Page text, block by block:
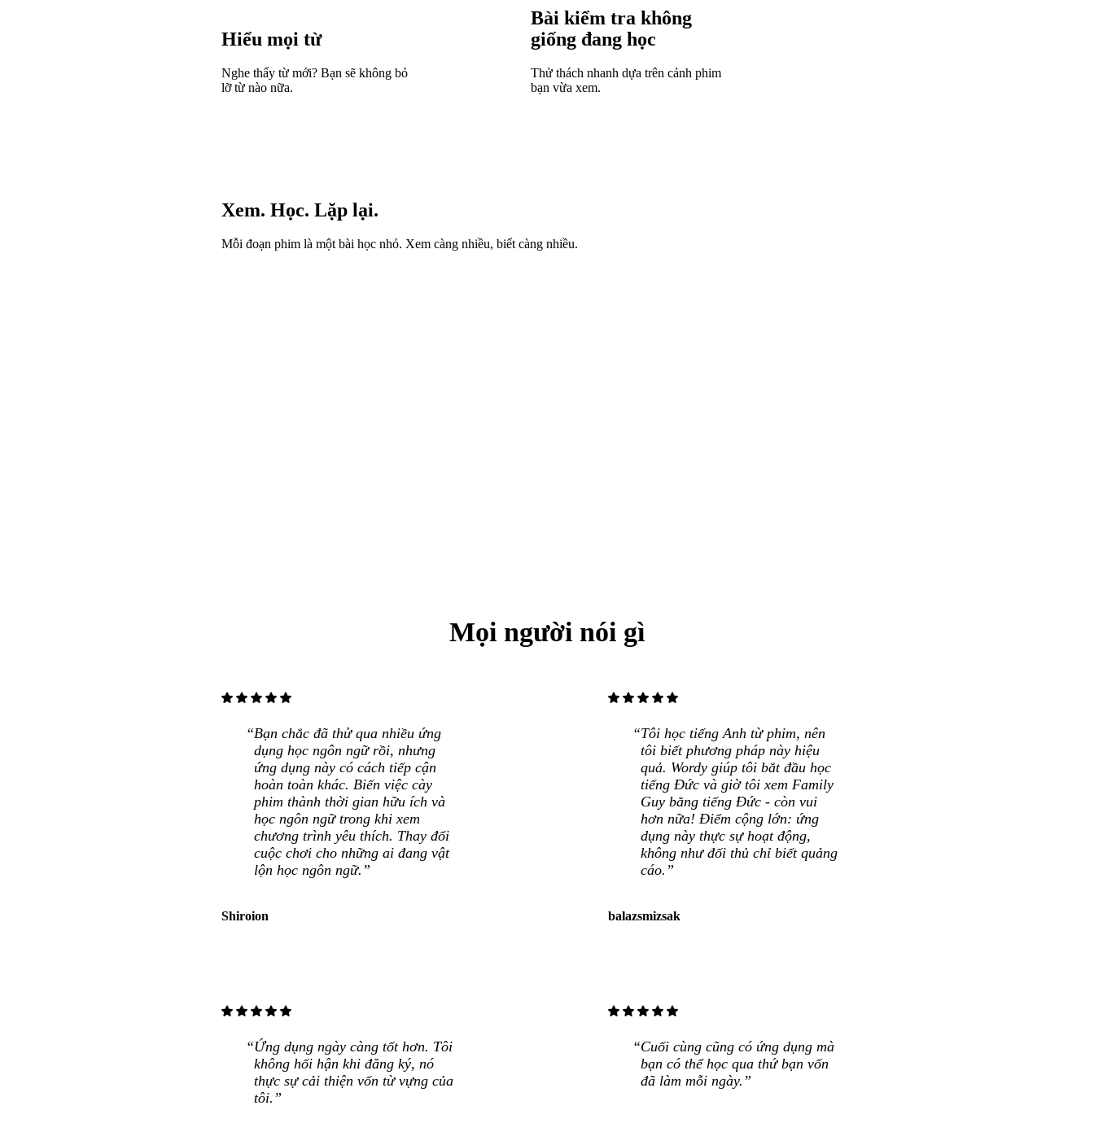
Hiểu mọi từ
Nghe thấy từ mới? Bạn sẽ không bỏ
lỡ từ nào nữa.
Bài kiểm tra không
giống đang học
Thử thách nhanh dựa trên cảnh phim
bạn vừa xem.
Xem. Học. Lặp lại.
Mỗi đoạn phim là một bài học nhỏ. Xem càng nhiều, biết càng nhiều.
Mọi người nói gì
starstarstarstarstar
Bạn chắc đã thử qua nhiều ứng
dụng học ngôn ngữ rồi, nhưng
ứng dụng này có cách tiếp cận
hoàn toàn khác. Biến việc cày
phim thành thời gian hữu ích và
học ngôn ngữ trong khi xem
chương trình yêu thích. Thay đổi
cuộc chơi cho những ai đang vật
lộn học ngôn ngữ.”
Shiroion
starstarstarstarstar
Tôi học tiếng Anh từ phim, nên
tôi biết phương pháp này hiệu
quả. Wordy giúp tôi bắt đầu học
tiếng Đức và giờ tôi xem Family
Guy bằng tiếng Đức - còn vui
hơn nữa! Điểm cộng lớn: ứng
dụng này thực sự hoạt động,
không như đối thủ chỉ biết quảng
cáo.”
balazsmizsak
starstarstarstarstar
Ứng dụng ngày càng tốt hơn. Tôi
không hối hận khi đăng ký, nó
thực sự cải thiện vốn từ vựng của
tôi.”
starstarstarstarstar
Cuối cùng cũng có ứng dụng mà
bạn có thể học qua thứ bạn vốn
đã làm mỗi ngày.”